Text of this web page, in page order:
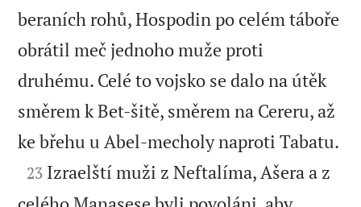
beraních rohů, Hospodin po celém táboře
obrátil meč jednoho muže proti
druhému. Celé to vojsko se dalo na útěk
směrem k Bet-šitě, směrem na Cereru, až
ke břehu u Abel-mecholy naproti Tabatu.

23 Izraelští muži z Neftalíma, Ašera a z